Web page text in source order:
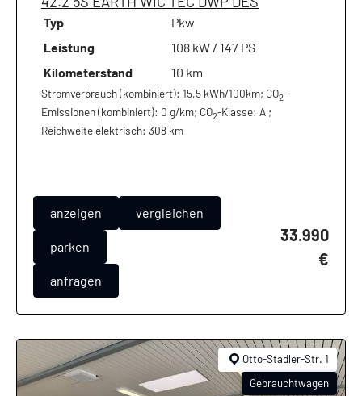
Typ
Pkw
Leistung
108 kW / 147 PS
Kilometerstand
10 km
Stromverbrauch (kombiniert): 15,5 kWh/100km; CO2-
Emissionen (kombiniert): 0 g/km; CO2-Klasse: A ;
Reichweite elektrisch: 308 km
anzeigen vergleichen
parken
anfragen
33.990
€
Otto-Stadler-Str. 1
Gebrauchtwagen